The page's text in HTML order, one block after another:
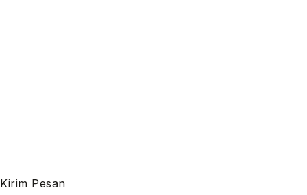
Kirim Pesan